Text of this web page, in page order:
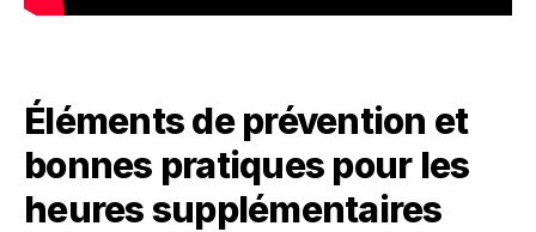
Éléments de prévention et
bonnes pratiques pour les
heures supplémentaires